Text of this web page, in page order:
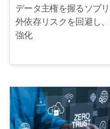
データ主権を握るソブ
外依存リスクを回避し
強化